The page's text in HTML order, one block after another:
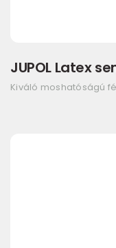
JUPOL Latex
Kiváló moshatóságú